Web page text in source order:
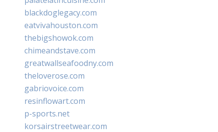
blackdoglegacy.com
eatvivahouston.com
thebigshowok.com
chimeandstave.com
greatwallseafoodny.com
theloverose.com
gabriovoice.com
resinflowart.com
p-sports.net
korsairstreetwear.com